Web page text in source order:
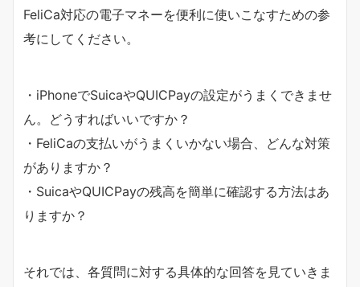
FeliCa対応の電子マネーを便利に使いこなすための参
考にしてください。
・iPhoneでSuicaやQUICPayの設定がうまくできませ
ん。どうすればいいですか？
・FeliCaの支払いがうまくいかない場合、どんな対策
がありますか？
・SuicaやQUICPayの残高を簡単に確認する方法はあ
りますか？
それでは、各質問に対する具体的な回答を見ていきま